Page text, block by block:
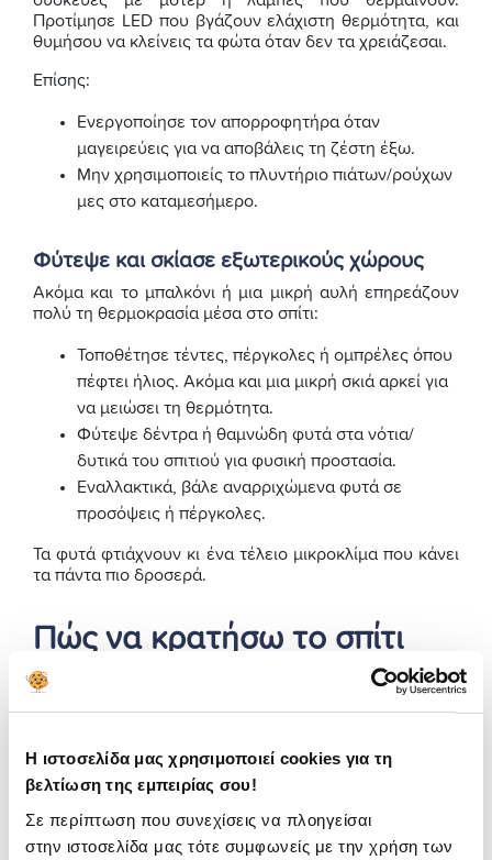
Η ιστοσελίδα μας χρησιμοποιεί cookies για τη
βελτίωση της εμπειρίας σου!
Σε περίπτωση που συνεχίσεις να πλοηγείσαι
στην ιστοσελίδα μας τότε συμφωνείς με την χρήση των
Προτίμησε LED που βγάζουν ελάχιστη θερμότητα, και
θυμήσου να κλείνεις τα φώτα όταν δεν τα χρειάζεσαι.
Επίσης:
Ενεργοποίησε τον απορροφητήρα όταν
μαγειρεύεις για να αποβάλεις τη ζέστη έξω.
Μην χρησιμοποιείς το πλυντήριο πιάτων/ρούχων
μες στο καταμεσήμερο.
Φύτεψε και σκίασε εξωτερικούς χώρους
Ακόμα και το μπαλκόνι ή μια μικρή αυλή επηρεάζουν
πολύ τη θερμοκρασία μέσα στο σπίτι:
Τοποθέτησε τέντες, πέργκολες ή ομπρέλες όπου
πέφτει ήλιος. Ακόμα και μια μικρή σκιά αρκεί για
να μειώσει τη θερμότητα.
Φύτεψε δέντρα ή θαμνώδη φυτά στα νότια/
δυτικά του σπιτιού για φυσική προστασία.
Εναλλακτικά, βάλε αναρριχώμενα φυτά σε
προσόψεις ή πέργκολες.
Τα φυτά φτιάχνουν κι ένα τέλειο μικροκλίμα που κάνει
τα πάντα πιο δροσερά.
Πώς να κρατήσω το σπίτι
δροσερό όλη μέρα;
Ακολουθούν βασικές συμβουλές για να κρατήσεις τη
Μην ξεχνάς τον φυσικό αερισμό το βράδυ και
Κράτα καλά σκιερά τα ανοίγματα τα μεσημέρια.